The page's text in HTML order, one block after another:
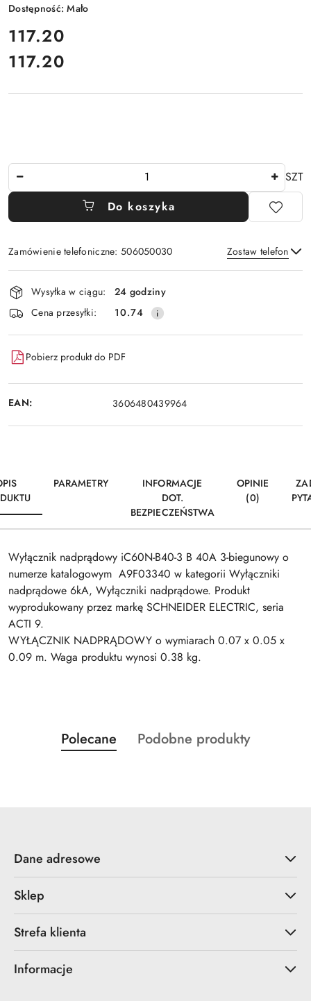
Dostępność:Mało
cena:
117.20
Cena:
117.20
SZT
Do koszyka
Zamówienie telefoniczne: 506050030 Zostaw telefon
Wyślij
Dostępność
i
dostawa
Wysyłka w ciągu:
24 godziny
Cena przesyłki:
10.74
Pobierz produkt do PDF
EAN: 3606480439964
PARAMETRY
INFORMACJE
DOT.
BEZPIECZEŃSTWA
OPINIE
(0)
Wyłącznik nadprądowy iC60N-B40-3 B 40A 3-biegunowy o
numerze katalogowym A9F03340 w kategorii Wyłączniki
nadprądowe 6kA, Wyłączniki nadprądowe. Produkt
wyprodukowany przez markę SCHNEIDER ELECTRIC, seria
ACTI 9.
WYŁĄCZNIK NADPRĄDOWY o wymiarach 0.07 x 0.05 x
0.09 m. Waga produktu wynosi 0.38 kg.
Pomiń karuzelę produktów
Produkty
o
Polecane
Produkty
Podobne produkty
Dane adresowe
Sklep
Strefa klienta
Informacje